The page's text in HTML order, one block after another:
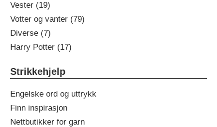
Vester (19)
Votter og vanter (79)
Diverse (7)
Harry Potter (17)
Strikkehjelp
Engelske ord og uttrykk
Finn inspirasjon
Nettbutikker for garn